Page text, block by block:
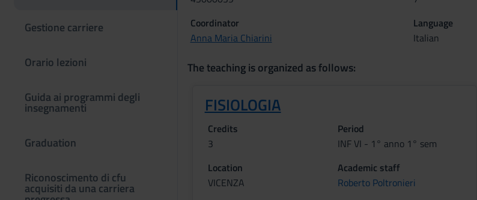
Gestione carriere
Orario lezioni
Guida ai programmi degli
insegnamenti
Graduation
Riconoscimento di cfu
acquisiti da una carriera
Coordinator
Anna Maria Chiarini
Language
Italian
The teaching is organized as follows:
FISIOLOGIA
Credits
3
Period
INF VI - 1° anno 1° sem
Location
VICENZA
Academic staff
Roberto Poltronieri